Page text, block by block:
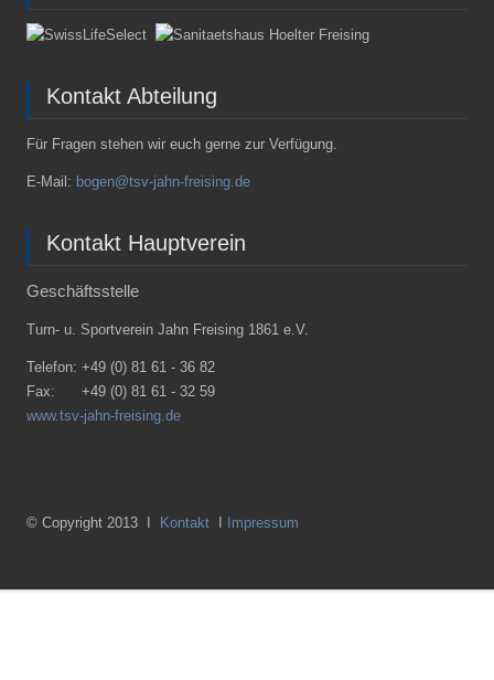
Kontakt Abteilung
Für Fragen stehen wir euch gerne zur Verfügung.
E-Mail: bogen@tsv-jahn-freising.de
Kontakt Hauptverein
Geschäftsstelle
Turn- u. Sportverein Jahn Freising 1861 e.V.
Telefon: +49 (0) 81 61 - 36 82
Fax:
+49 (0) 81 61 - 32 59
www.tsv-jahn-freising.de
© Copyright 2013 I Kontakt Impressum